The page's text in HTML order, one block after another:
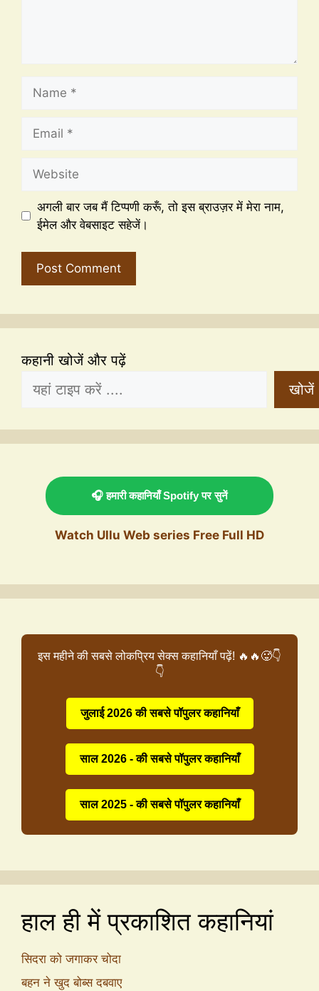
अगली बार जब मैं टिप्पणी करूँ, तो इस ब्राउज़र में मेरा नाम,
ईमेल और वेबसाइट सहेजें।
कहानी खोजें और पढ़ें
खोजें
🎧 हमारी कहानियाँ Spotify पर सुनें
Watch Ullu Web series Free Full HD
इस महीने की सबसे लोकप्रिय सेक्स कहानियाँ पढ़ें! 🔥🔥🥵👇
👇
जुलाई 2026 की सबसे पॉपुलर कहानियाँ
साल 2026 - की सबसे पॉपुलर कहानियाँ
साल 2025 - की सबसे पॉपुलर कहानियाँ
हाल ही में प्रकाशित कहानियां
सिदरा को जगाकर चोदा
बहन ने खुद बोब्स दबवाए